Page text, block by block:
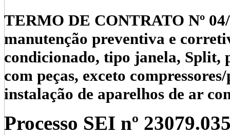
TERMO DE CONTRATO Nº
manutenção preventiva e
condicionado, tipo janela, Split,
com peças, exceto
instalação de aparelhos de ar
Processo SEI nº 23079.